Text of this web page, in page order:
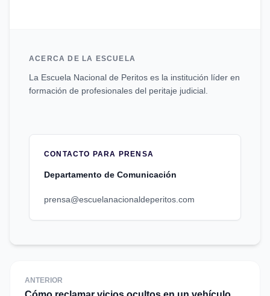
ACERCA DE LA ESCUELA
La Escuela Nacional de Peritos es la institución líder en
formación de profesionales del peritaje judicial.
CONTACTO PARA PRENSA
Departamento de Comunicación
prensa@escuelanacionaldeperitos.com
ANTERIOR